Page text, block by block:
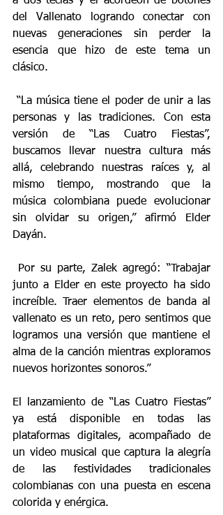
del Vallenato logrando conectar con
nuevas generaciones sin perder la
esencia que hizo de este tema un
clásico.
“La música tiene el poder de unir a las
personas y las tradiciones. Con esta
versión de “Las Cuatro Fiestas”,
buscamos llevar nuestra cultura más
allá, celebrando nuestras raíces y, al
mismo tiempo, mostrando que la
música colombiana puede evolucionar
sin olvidar su origen,” afirmó Elder
Dayán.
Por su parte, Zalek agregó: “Trabajar
junto a Elder en este proyecto ha sido
increíble. Traer elementos de banda al
vallenato es un reto, pero sentimos que
logramos una versión que mantiene el
alma de la canción mientras exploramos
nuevos horizontes sonoros.”
El lanzamiento de “Las Cuatro Fiestas”
ya está disponible en todas las
plataformas digitales, acompañado de
un video musical que captura la alegría
de las festividades tradicionales
colombianas con una puesta en escena
colorida y enérgica.